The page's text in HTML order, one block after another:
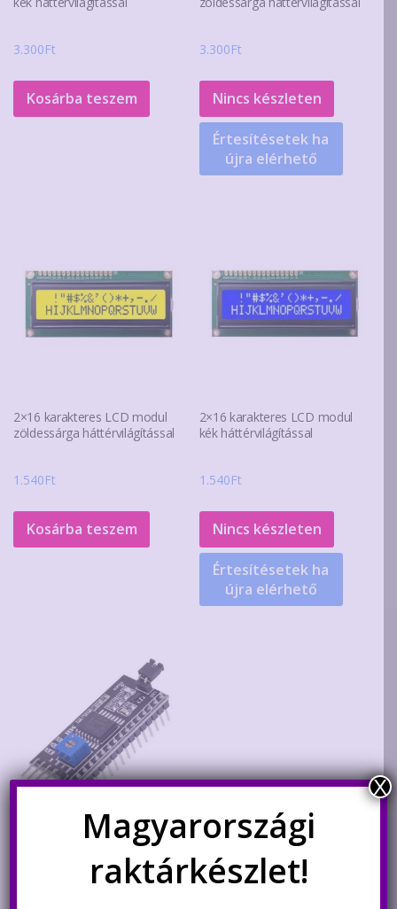
3.300Ft
Kosárba teszem
3.300Ft
Nincs készleten
Értesítésetek ha
újra elérhető
2×16 karakteres LCD modul
zöldessárga háttérvilágítással
1.540Ft
Kosárba teszem
2×16 karakteres LCD modul
kék háttérvilágítással
1.540Ft
Nincs készleten
Értesítésetek ha
újra elérhető
IIC I2C adapter modul LCD
kijelzőkhöz PCF8574 vezérlővel
Magyarországi
raktárkészlet!
X